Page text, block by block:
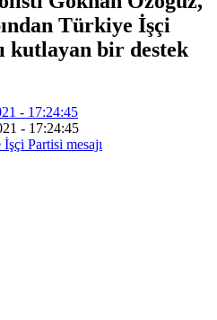
Türkiye İşçi
kutlayan bir destek
- 17:24:45
- 17:24:45